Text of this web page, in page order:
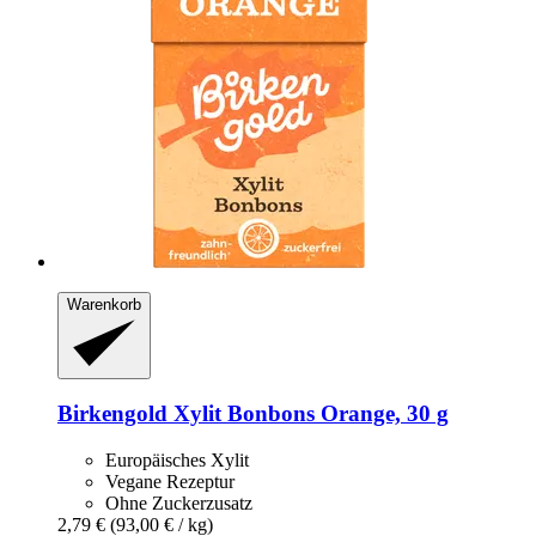
Warenkorb
Birkengold Xylit Bonbons Orange, 30 g
Europäisches Xylit
Vegane Rezeptur
Ohne Zuckerzusatz
2,79 € (93,00 € / kg)